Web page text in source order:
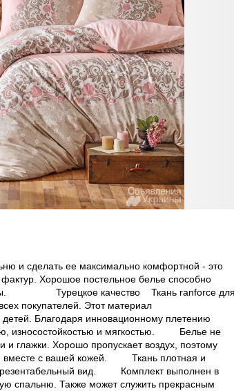
и сделать ее максимально комфортной - это
Хорошое постельное белье способно
Турецкое качество Ткань ranforce для
покупателей. Этот материал
Благодаря инновационному плетению
износостойкостью и мягкостью. Белье не
и глажки. Хорошо пропускает воздух, поэтому
вместе с вашей кожей. Ткань плотная и
презентабельный вид. Комплект выполнен в
спальню. Также может служить прекрасным